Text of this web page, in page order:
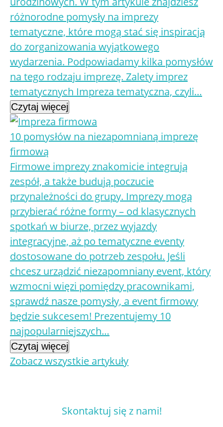
różnorodne pomysły na imprezy
tematyczne, które mogą stać się inspiracją
do zorganizowania wyjątkowego
wydarzenia. Podpowiadamy kilka pomysłów
na tego rodzaju imprezę. Zalety imprez
tematycznych Impreza tematyczna, czyli…
Czytaj więcej
10 pomysłów na niezapomnianą imprezę
firmową
Firmowe imprezy znakomicie integrują
zespół, a także budują poczucie
przynależności do grupy. Imprezy mogą
przybierać różne formy – od klasycznych
spotkań w biurze, przez wyjazdy
integracyjne, aż po tematyczne eventy
dostosowane do potrzeb zespołu. Jeśli
chcesz urządzić niezapomniany event, który
wzmocni więzi pomiędzy pracownikami,
sprawdź nasze pomysły, a event firmowy
będzie sukcesem! Prezentujemy 10
najpopularniejszych…
Czytaj więcej
Zobacz wszystkie artykuły
Skontaktuj się z nami!